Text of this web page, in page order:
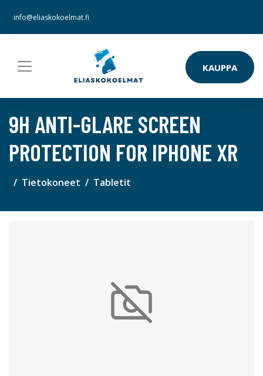
info@eliaskokoelmat.fi
KAUPPA
9H ANTI-GLARE SCREEN
PROTECTION FOR IPHONE XR
Tietokoneet Tabletit